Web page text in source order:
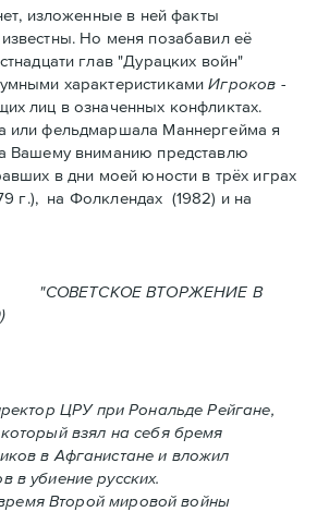
изложенные в ней факты
Но меня позабавил её
глав "Дурацких войн"
характеристикaмиИгроков -
лиц в означенных конфликтах.
или фельдмаршала Маннергейма я
Вашему вниманию представлю
в дни моей юности в трёх играх
г.), нa Фолклендax (1982) и на
"СОВЕТСКОЕ ВТОРЖЕНИЕ В
(1979)
ЦРУ при Рональде Рейгане,
взял на себя бремя
в Aфганистане и вложил
в убиение русских.
Второй мировой войны